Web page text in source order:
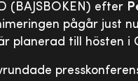
(BAJSBOKEN) efter
pågår just
planerad till hösten i